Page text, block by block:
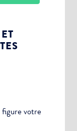
votre